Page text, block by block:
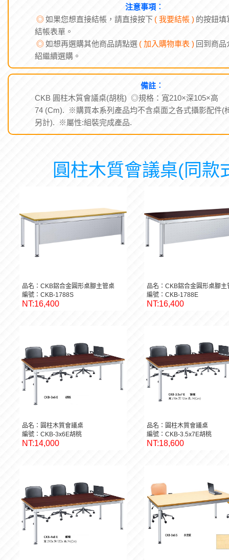
注意事項︰
◎如果您想直接結帳，請直接按下 ( 我要結帳 ) 的按鈕填
結帳表單。
◎如想再選購其他商品請點選 ( 加入購物車表 ) 回到商品
紹繼續選購。
備註︰
CKB 圓柱木質會議桌(胡桃) ◎規格：寬210×深105×高
74 (Cm). ※購買本系列產品均不含桌面之各式攝影配件(
另計). ※屬性:組裝完成產品.
圓柱木質會議桌(同款
品名：CKB鋁合金圓形桌腳主管桌
編號：CKB-1788S
NT:16,400
品名：CKB鋁合金圓形桌腳主
編號：CKB-1788E
NT:16,400
品名：圓柱木質會議桌
編號：CKB-3x6E胡桃
NT:14,000
品名：圓柱木質會議桌
編號：CKB-3.5x7E胡桃
NT:18,600